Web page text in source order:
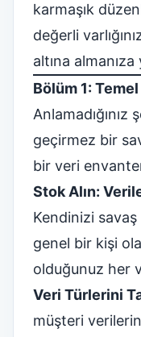
karmaşık
değerli
altına almanıza
Bölüm 1:
Anlamadığınız
geçirmez bir
bir veri
Stok Alın:
Kendinizi savaş
genel bir kişi
olduğunuz her
Veri Türlerini
müşteri